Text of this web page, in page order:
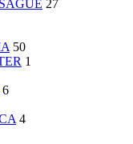
27
50
1
6
4